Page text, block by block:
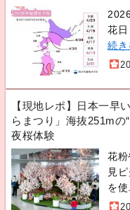
花日
続き
【現地レポ】日本一早
らまつり」海抜251mの
夜桜体験
花
見
を使